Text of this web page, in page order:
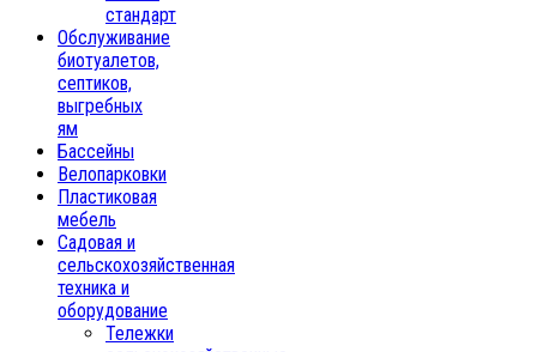
стандарт
Обслуживание
биотуалетов,
септиков,
выгребных
ям
Бассейны
Велопарковки
Пластиковая
мебель
Садовая и
сельскохозяйственная
техника и
оборудование
Тележки